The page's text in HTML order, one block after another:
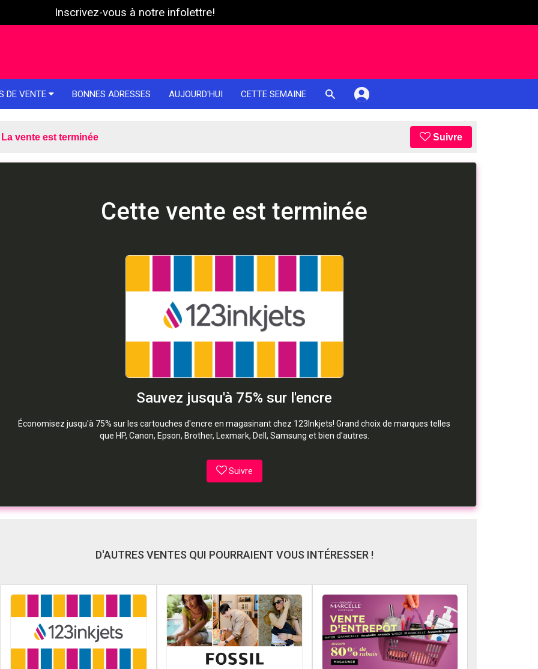
Inscrivez-vous à notre infolettre!
DE VENTE BONNES ADRESSES AUJOURD'HUI CETTE SEMAINE
La vente est terminée Suivre
Cette vente est terminée
Sauvez jusqu'à 75% sur l'encre
Économisez jusqu'à 75% sur les cartouches d'encre en magasinant chez 123Inkjets! Grand choix de marques telles
que HP, Canon, Epson, Brother, Lexmark, Dell, Samsung et bien d'autres.
Suivre
D'AUTRES VENTES QUI POURRAIENT VOUS INTÉRESSER !